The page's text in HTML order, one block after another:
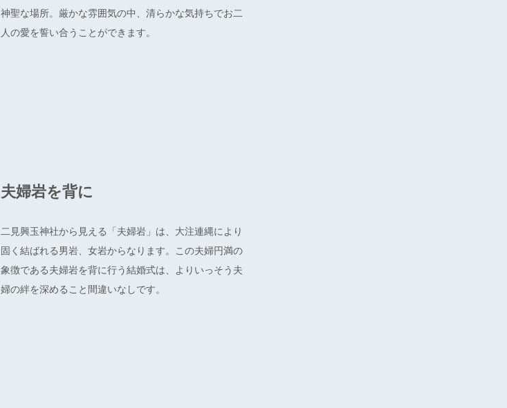
神聖な場所。厳かな雰囲気の中、清らかな気持ちでお二
人の愛を誓い合うことができます。
夫婦岩を背に
二見興玉神社から見える「夫婦岩」は、大注連縄により
固く結ばれる男岩、女岩からなります。この夫婦円満の
象徴である夫婦岩を背に行う結婚式は、よりいっそう夫
婦の絆を深めること間違いなしです。